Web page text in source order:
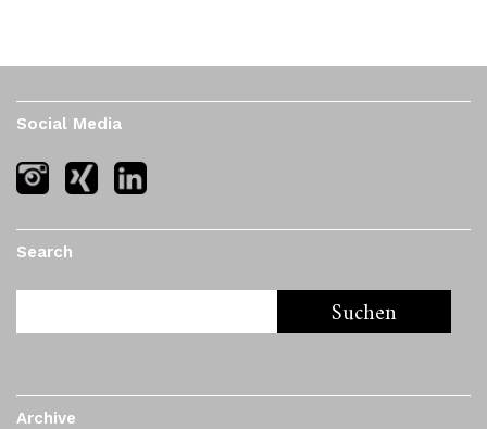
Social Media
Search
Archive